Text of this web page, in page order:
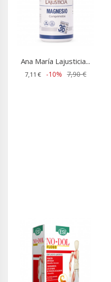
Ana María Lajusticia...
7,11 € -10% 7,90 €